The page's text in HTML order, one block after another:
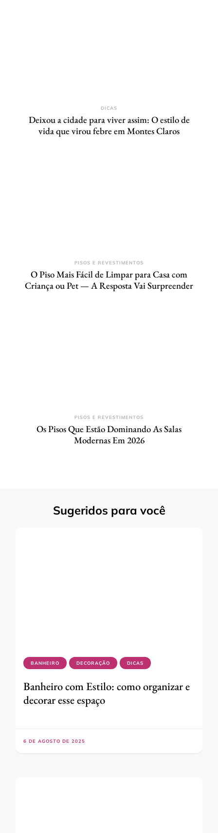
DICAS
Deixou a cidade para viver assim: O estilo de
vida que virou febre em Montes Claros
PISOS E REVESTIMENTOS
O Piso Mais Fácil de Limpar para Casa com
Criança ou Pet — A Resposta Vai Surpreender
PISOS E REVESTIMENTOS
Os Pisos Que Estão Dominando As Salas
Modernas Em 2026
Sugeridos para você
BANHEIRO DECORAÇÃO DICAS
Banheiro com Estilo: como organizar e
decorar esse espaço
6 DE AGOSTO DE 2025